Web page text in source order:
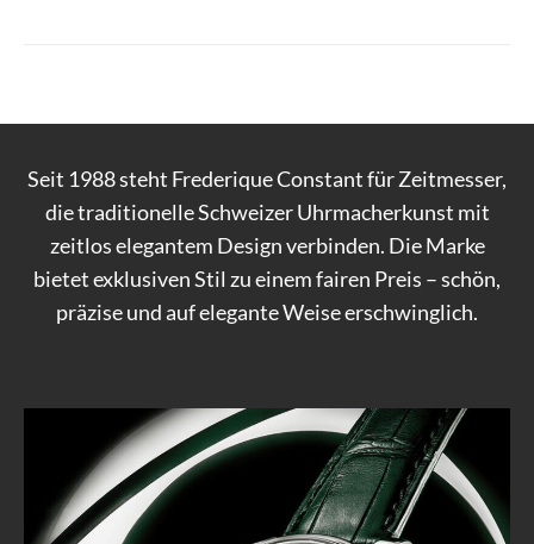
Seit 1988 steht Frederique Constant für Zeitmesser,
die traditionelle Schweizer Uhrmacherkunst mit
zeitlos elegantem Design verbinden. Die Marke
bietet exklusiven Stil zu einem fairen Preis – schön,
präzise und auf elegante Weise erschwinglich.